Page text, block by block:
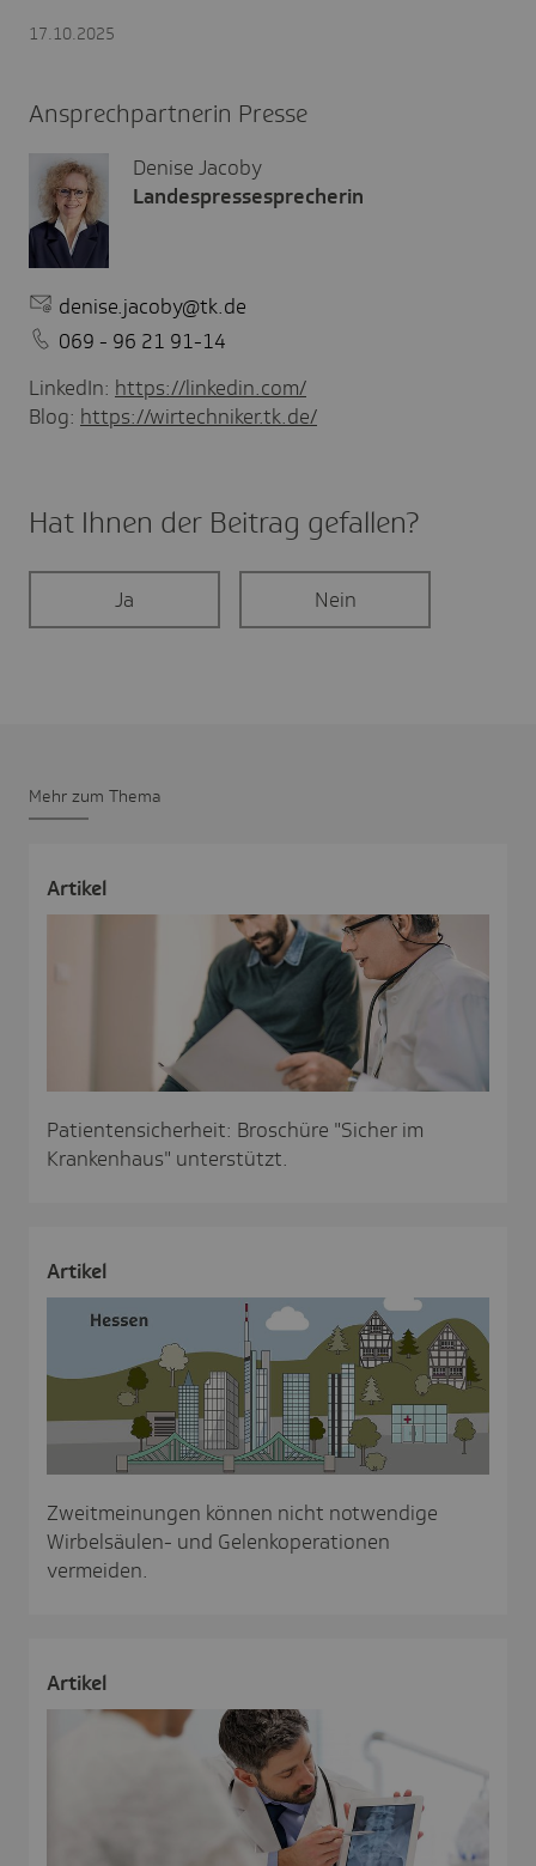
17.10.2025
Ansprechpartnerin Presse
Denise Jacoby
Landespressesprecherin
denise.jacoby@tk.de
069 - 96 21 91-14
LinkedIn: https://linkedin.com/
Blog: https://wirtechniker.tk.de/
Hat Ihnen der Beitrag gefal­len?
Ja Nein
Mehr zum Thema
Artikel
Patientensicherheit: Broschüre "Sicher im
Krankenhaus" unterstützt.
Artikel
Zweitmeinungen können nicht notwendige
Wirbelsäulen- und Gelenkoperationen
vermeiden.
Artikel